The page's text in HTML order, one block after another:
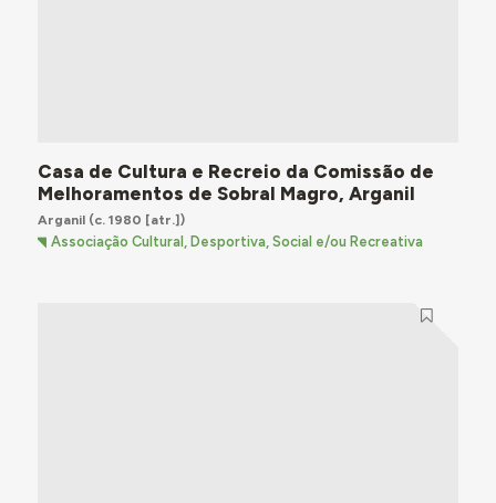
Casa de Cultura e Recreio da Comissão de
Melhoramentos de Sobral Magro, Arganil
Arganil(c. 1980 [atr.])
Associação Cultural, Desportiva, Social e/ou Recreativa